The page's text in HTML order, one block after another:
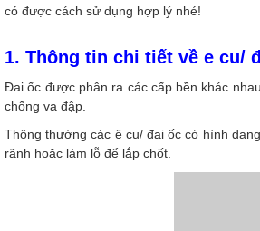
có được cách sử dụng hợp lý nhé!
1. Thông tin chi tiết về e cu/
Đai ốc được phân ra các cấp bền khác
chống va đập.
Thông thường các ê cu/ đai ốc có hình
rãnh hoặc làm lỗ để lắp chốt.